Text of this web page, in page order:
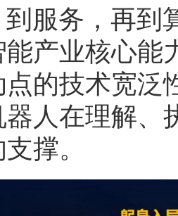
到服务，再到
能产业核心能
的技术宽泛
人在理解、
撑。